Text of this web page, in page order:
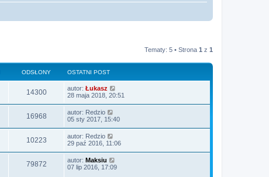
Tematy: 5 • Strona 1 z 1
ODSŁONY OSTATNI POST
14300 autor: Łukasz
28 maja 2018, 20:51
16968 autor: Redzio
05 sty 2017, 15:40
10223 autor: Redzio
29 paź 2016, 11:06
79872 autor: Maksiu
07 lip 2016, 17:09